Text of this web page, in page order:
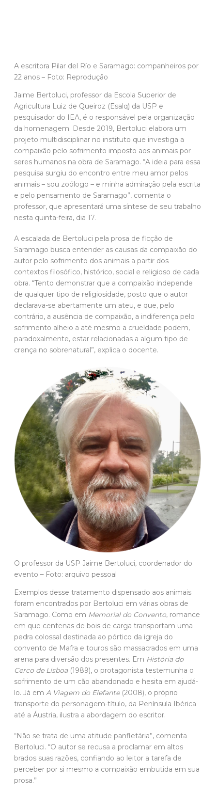
da homenagem. Desde 2019, Bertoluci elabora um
projeto multidisciplinar no instituto que investiga a
seres humanos na obra de Saramago. “A ideia para essa
pesquisa surgiu do encontro entre meu amor pelos
animais – sou zoólogo – e minha admiração pela escrita
e pelo pensamento de Saramago”, comenta o
professor, que apresentará uma síntese de seu trabalho
nesta quinta-feira, dia 17.
A escalada de Bertoluci pela prosa de ficção de
Saramago busca entender as causas da compaixão do
autor pelo sofrimento dos animais a partir dos
contextos filosófico, histórico, social e religioso de cada
obra. “Tento demonstrar que a compaixão independe
declarava-se abertamente um ateu, e que, pelo
contrário, a ausência de compaixão, a indiferença pelo
sofrimento alheio a até mesmo a crueldade podem,
paradoxalmente, estar relacionadas a algum tipo de
crença no sobrenatural”, explica o docente.
O professor da USP Jaime Bertoluci, coordenador do
evento – Foto: arquivo pessoal
Exemplos desse tratamento dispensado aos animais
foram encontrados por Bertoluci em várias obras de
Saramago. Como emMemorial do Convento
em que centenas de bois de carga transportam uma
pedra colossal destinada ao pórtico da igreja do
arena para diversão dos presentes. EmHistória do
Cerco de Lisboa(1989), o protagonista testemunha o
sofrimento de um cão abandonado e hesita em ajudá-
lo. Já emA Viagem do Elefante(2008), o próprio
transporte do personagem-título, da Península Ibérica
até a Áustria, ilustra a abordagem do escritor.
“Não se trata de uma atitude panfletária”, comenta
Bertoluci. “O autor se recusa a proclamar em altos
brados suas razões, confiando ao leitor a tarefa de
perceber por si mesmo a compaixão embutida em sua
prosa.”
As reflexões de
Levantado do chão edeA
caverna